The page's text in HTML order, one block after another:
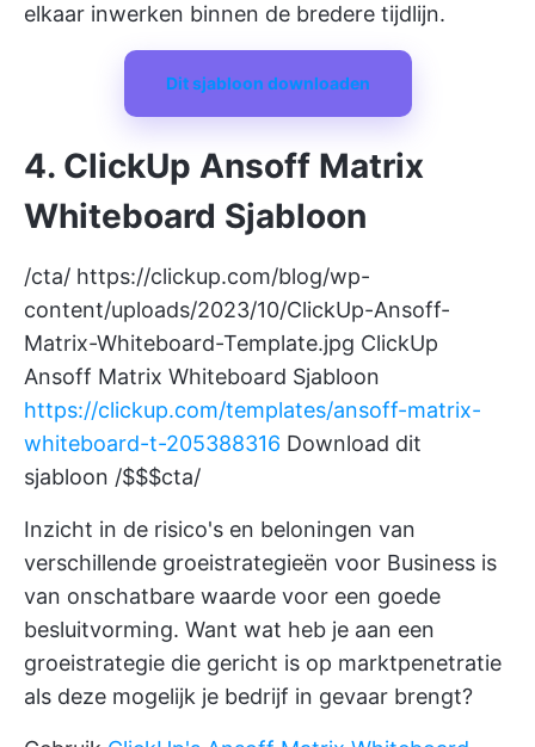
elkaar inwerken binnen de bredere tijdlijn.
Dit sjabloon downloaden
4. ClickUp Ansoff Matrix
Whiteboard Sjabloon
/cta/ https://clickup.com/blog/wp-
content/uploads/2023/10/ClickUp-Ansoff-
Matrix-Whiteboard-Template.jpg ClickUp
Ansoff Matrix Whiteboard Sjabloon
https://clickup.com/templates/ansoff-matrix-
whiteboard-t-205388316 Download dit
sjabloon /$$$cta/
Inzicht in de risico's en beloningen van
verschillende groeistrategieën voor Business is
van onschatbare waarde voor een goede
besluitvorming. Want wat heb je aan een
groeistrategie die gericht is op marktpenetratie
als deze mogelijk je bedrijf in gevaar brengt?